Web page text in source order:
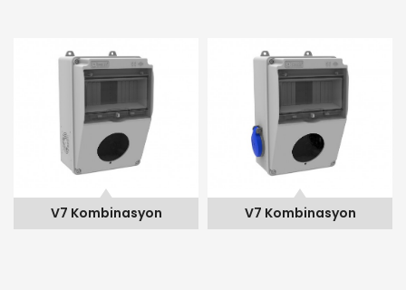
V7 Kombinasyon V7 Kombinasyon